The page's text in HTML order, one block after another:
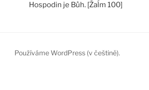
Hospodin je Bůh. [Žaĺm 100]
Používáme WordPress (v češtině).